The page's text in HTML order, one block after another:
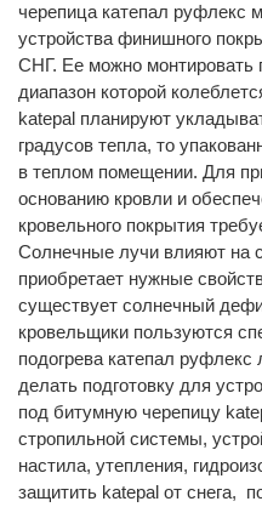
черепица катепал руфлекс
устройства финишного
СНГ. Ее можно монтировать
диапазон которой
katepal планируют
градусов тепла, то
в теплом помещении. Для
основанию кровли и
кровельного покрытия
Солнечные лучи влияют на
приобретает нужные
существует солнечный
кровельщики пользуются
подогрева катепал
делать подготовку для
под битумную черепицу
стропильной системы,
настила, утепления,
защитить katepal от снега,